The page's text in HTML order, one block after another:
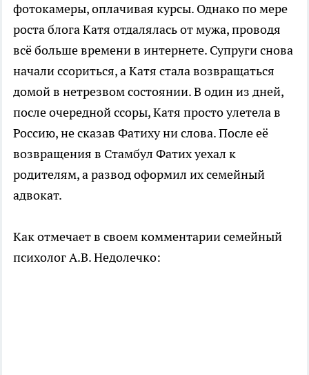
фотокамеры, оплачивая курсы. Однако по мере
роста блога Катя отдалялась от мужа, проводя
всё больше времени в интернете. Супруги снова
начали ссориться, а Катя стала возвращаться
домой в нетрезвом состоянии. В один из дней,
после очередной ссоры, Катя просто улетела в
Россию, не сказав Фатиху ни слова. После её
возвращения в Стамбул Фатих уехал к
родителям, а развод оформил их семейный
адвокат.
Как отмечает в своем комментарии семейный
психолог А.В. Недолечко: